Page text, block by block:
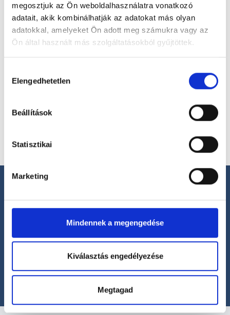
megosztjuk az Ön weboldalhasználatra vonatkozó
adatait, akik kombinálhatják az adatokat más olyan
adatokkal, amelyeket Ön adott meg számukra vagy az
Ön által használt más szolgáltatásokból gyűjtöttek.
szabályzat:https://foglaljorvost.hu/info/foglaljorvost-
kiválasztása
Elengedhetetlen
Beállítások
Statisztikai
Marketing
Mindennek a megengedése
Kiválasztás engedélyezése
Megtagad
Válassz szakterületet
Segíthetünk?
(H-P: 8:00-20:00)
office@foglaljorvost.hu